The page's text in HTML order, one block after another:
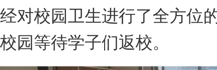
经对校园卫生进行了全方位
校园等待学子们返校。